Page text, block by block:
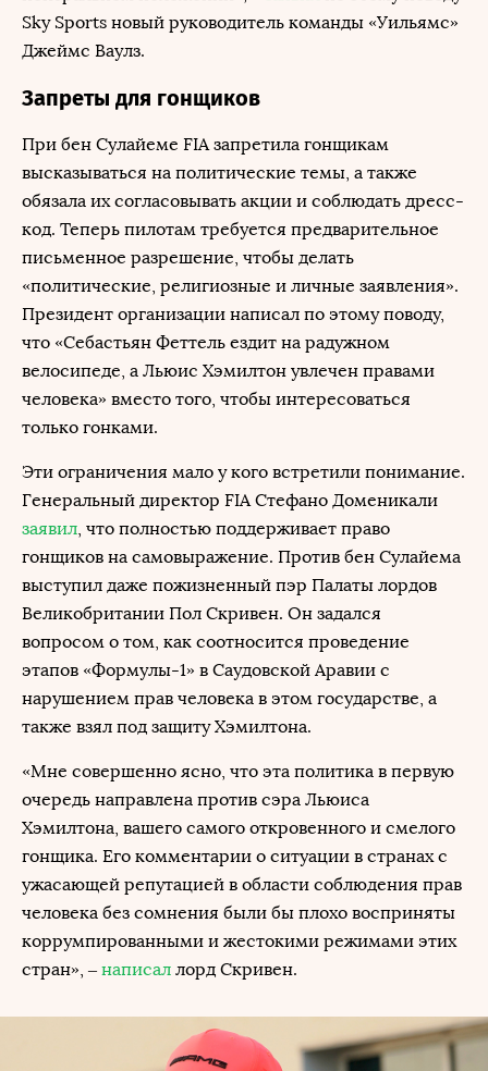
Sky Sports новый руководитель команды «Уильямс»
Джеймс Ваулз.
Запреты для гонщиков
При бен Сулайеме FIA запретила гонщикам
высказываться на политические темы, а также
обязала их согласовывать акции и соблюдать дресс-
код. Теперь пилотам требуется предварительное
письменное разрешение, чтобы делать
«политические, религиозные и личные заявления».
Президент организации написал по этому поводу,
что «Себастьян Феттель ездит на радужном
велосипеде, а Льюис Хэмилтон увлечен правами
человека» вместо того, чтобы интересоваться
только гонками.
Эти ограничения мало у кого встретили понимание.
Генеральный директор FIA Стефано Доменикали
заявил , что полностью поддерживает право
гонщиков на самовыражение. Против бен Сулайема
выступил даже пожизненный пэр Палаты лордов
Великобритании Пол Скривен. Он задался
вопросом о том, как соотносится проведение
этапов «Формулы-1» в Саудовской Аравии с
нарушением прав человека в этом государстве, а
также взял под защиту Хэмилтона.
«Мне совершенно ясно, что эта политика в первую
очередь направлена против сэра Льюиса
Хэмилтона, вашего самого откровенного и смелого
гонщика. Его комментарии о ситуации в странах с
ужасающей репутацией в области соблюдения прав
человека без сомнения были бы плохо восприняты
коррумпированными и жестокими режимами этих
стран», – написал лорд Скривен.